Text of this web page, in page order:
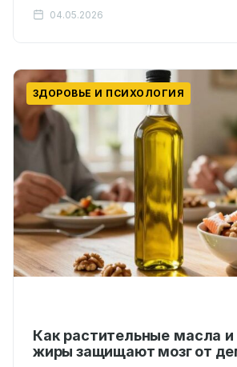
39%. Исследователи из…
04.05.2026
ЗДОРОВЬЕ И ПСИХОЛОГИЯ
Как растительные масла
жиры защищают мозг от